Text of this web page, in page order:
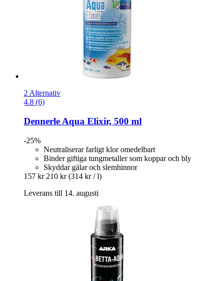
2 Alternativ
4.8 (6)
Dennerle Aqua Elixir, 500 ml
-25%
Neutraliserar farligt klor omedelbart
Binder giftiga tungmetaller som koppar och bly
Skyddar gälar och slemhinnor
157 kr 210 kr (314 kr / l)
Leverans till 14. augusti